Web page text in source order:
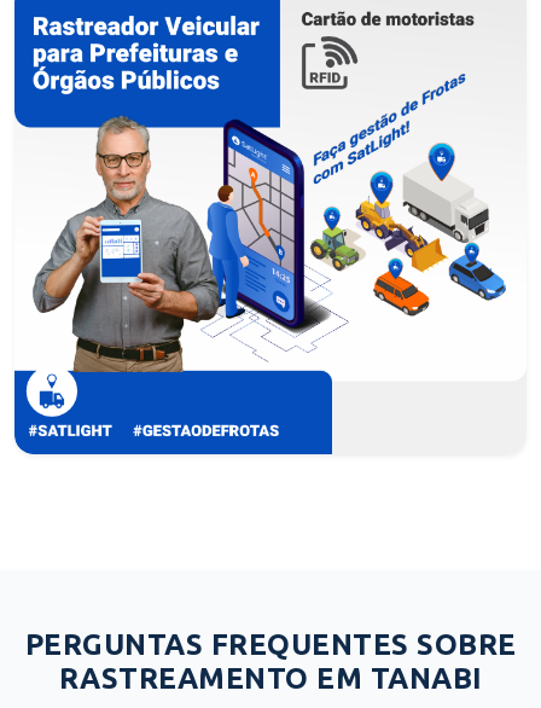
PERGUNTAS FREQUENTES SOBRE
RASTREAMENTO EM TANABI